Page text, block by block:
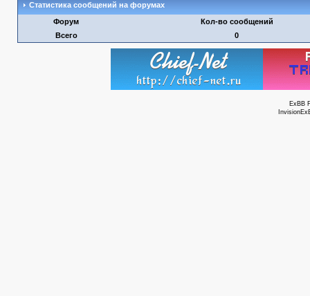
Статистика сообщений на форумах
Форум
Кол-во сообщений
Всего
0
ExBB